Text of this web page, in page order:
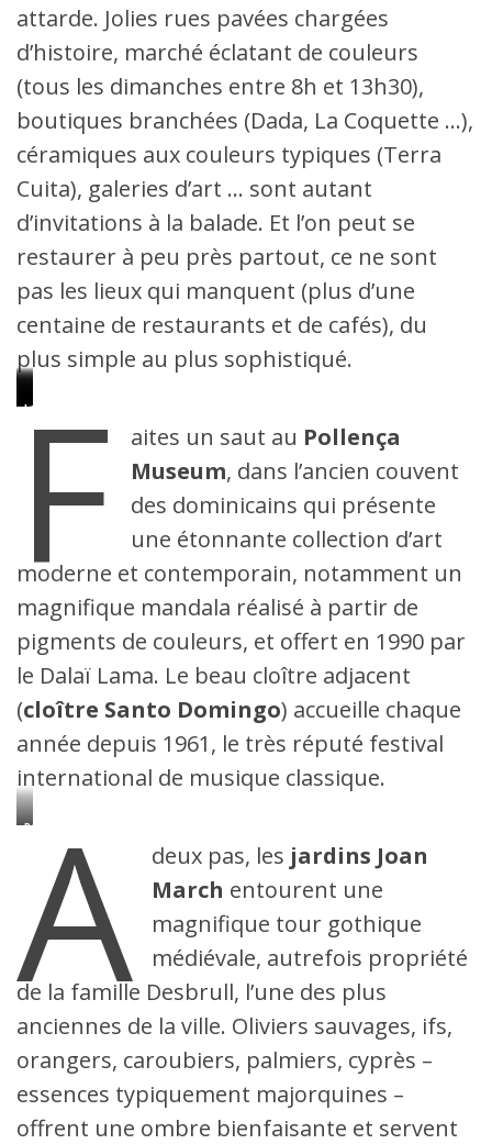
attarde. Jolies rues pavées chargées
d’histoire, marché éclatant de couleurs
(tous les dimanches entre 8h et 13h30),
boutiques branchées (Dada, La Coquette …),
céramiques aux couleurs typiques (Terra
Cuita), galeries d’art … sont autant
d’invitations à la balade. Et l’on peut se
restaurer à peu près partout, ce ne sont
pas les lieux qui manquent (plus d’une
centaine de restaurants et de cafés), du
plus simple au plus sophistiqué.
Pollença
Dans
jardins
Marché
dimanche
Cloître
Domingo
Début
l’Ermitage
Joan
héros
Le
Pollença
F aites un saut au Pollença
Museum, dans l’ancien couvent
des dominicains qui présente
une étonnante collection d’art
moderne et contemporain, notamment un
magnifique mandala réalisé à partir de
pigments de couleurs, et offert en 1990 par
le Dalaï Lama. Le beau cloître adjacent
(cloître Santo Domingo) accueille chaque
année depuis 1961, le très réputé festival
international de musique classique.
Pollença
A deux pas, les jardins Joan
March entourent une
magnifique tour gothique
médiévale, autrefois propriété
de la famille Desbrull, l’une des plus
anciennes de la ville. Oliviers sauvages, ifs,
orangers, caroubiers, palmiers, cyprès –
essences typiquement majorquines –
offrent une ombre bienfaisante et servent